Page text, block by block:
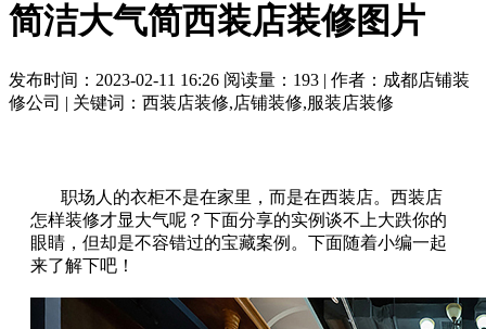
简洁大气简西装店装修图片
发布时间：2023-02-11 16:26 阅读量：193 | 作者：成都店铺装
修公司 | 关键词：西装店装修,店铺装修,服装店装修
职场人的衣柜不是在家里，而是在西装店。西装店
怎样装修才显大气呢？下面分享的实例谈不上大跌你的
眼睛，但却是不容错过的宝藏案例。下面随着小编一起
来了解下吧！